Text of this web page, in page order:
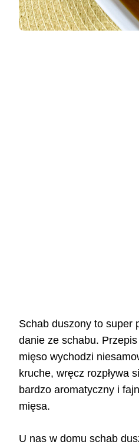
Schab duszony to super
danie ze schabu.
mięso wychodzi
kruche, wręcz rozpływa
bardzo aromatyczny i
mięsa.
U nas w domu schab